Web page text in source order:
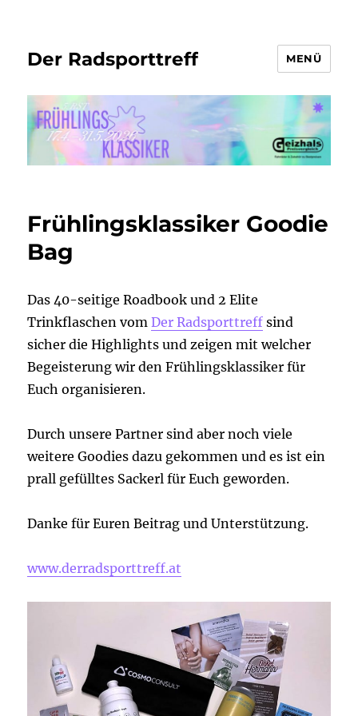
Der Radsporttreff MENÜ
Frühlingsklassiker Goodie
Bag
Das 40-seitige Roadbook und 2 Elite
Trinkflaschen vomDer Radsporttreff sind
sicher die Highlights und zeigen mit welcher
Begeisterung wir den Frühlingsklassiker für
Euch organisieren.
Durch unsere Partner sind aber noch viele
weitere Goodies dazu gekommen und es ist ein
prall gefülltes Sackerl für Euch geworden.
Danke für Euren Beitrag und Unterstützung.
www.derradsporttreff.at